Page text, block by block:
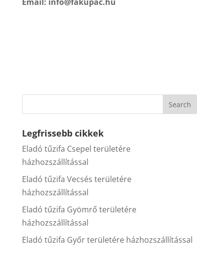
Email: info@fakupac.hu
Legfrissebb cikkek
Eladó tűzifa Csepel területére
házhozszállítással
Eladó tűzifa Vecsés területére
házhozszállítással
Eladó tűzifa Gyömrő területére
házhozszállítással
Eladó tűzifa Győr területére házhozszállítással